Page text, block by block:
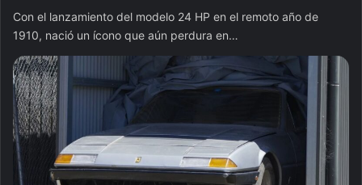
Con el lanzamiento del modelo 24 HP en el remoto año de
1910, nació un ícono que aún perdura en…